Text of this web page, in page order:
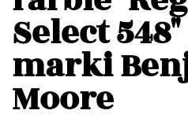
Select 548"
marki
Moore